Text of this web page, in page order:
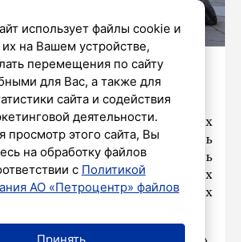
Фуфаев/ «Петербургский
территории сада Театра юных
Брянцева началась
наружного освещения. Вдоль
установить 222 новых
светильника на 180 чугунных
5 метров.
использует файлы cookie и
их на Вашем устройстве,
перемещения по сайту
для Вас, а также для
сайта и содействия
деятельности.
просмотр этого сайта, Вы
на обработку файлов
с Политикой
АО «Петроцентр» файлов